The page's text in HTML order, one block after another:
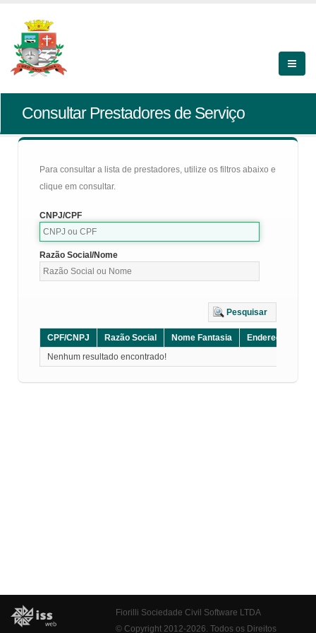
Consultar Prestadores de Serviço
Para consultar a lista de prestadores, utilize os filtros abaixo e
clique em consultar.
CNPJ/CPF
Razão Social/Nome
Pesquisar
CPF/CNPJ Razão Social Nome Fantasia Endereço
Nenhum resultado encontrado!
Fiorilli Sociedade Civil Software LTDA
© Copyright 2012-2026. Todos os Direitos